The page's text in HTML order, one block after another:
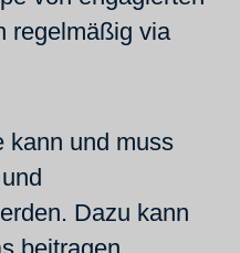
regelmäßig via
kann und muss
Dazu kann